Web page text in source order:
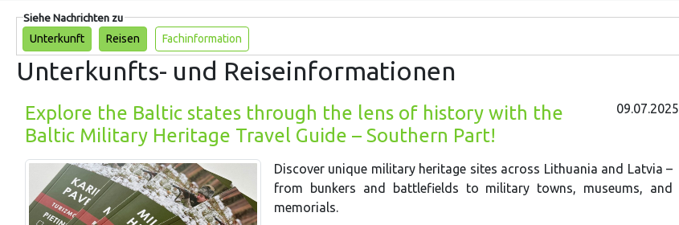
Siehe Nachrichten zu
Unterkunft
Reisen Fachinformation
Unterkunfts- und Reiseinformationen
Explore the Baltic states through the lens of history with the
Baltic Military Heritage Travel Guide – Southern Part!
09.07.2025
Discover unique military heritage sites across Lithuania and Latvia –
from bunkers and battlefields to military towns, museums, and
memorials.